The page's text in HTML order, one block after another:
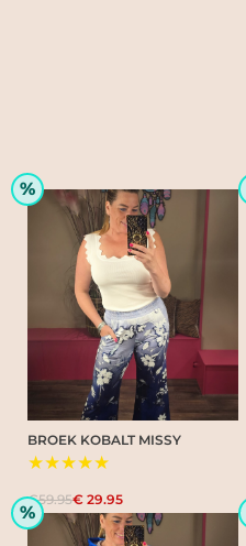
%
BROEK KOBALT MISSY
★★★★★
€59.95€ 29.95
%